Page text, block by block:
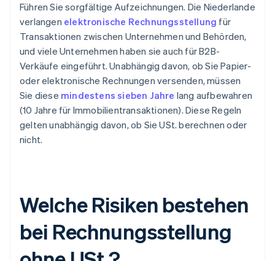
Führen Sie sorgfältige Aufzeichnungen. Die Niederlande
verlangen elektronische Rechnungsstellung für
Transaktionen zwischen Unternehmen und Behörden,
und viele Unternehmen haben sie auch für B2B-
Verkäufe eingeführt. Unabhängig davon, ob Sie Papier-
oder elektronische Rechnungen versenden, müssen
Sie diese mindestens sieben Jahre lang aufbewahren
(10 Jahre für Immobilientransaktionen). Diese Regeln
gelten unabhängig davon, ob Sie USt. berechnen oder
nicht.
Welche Risiken bestehen
bei Rechnungsstellung